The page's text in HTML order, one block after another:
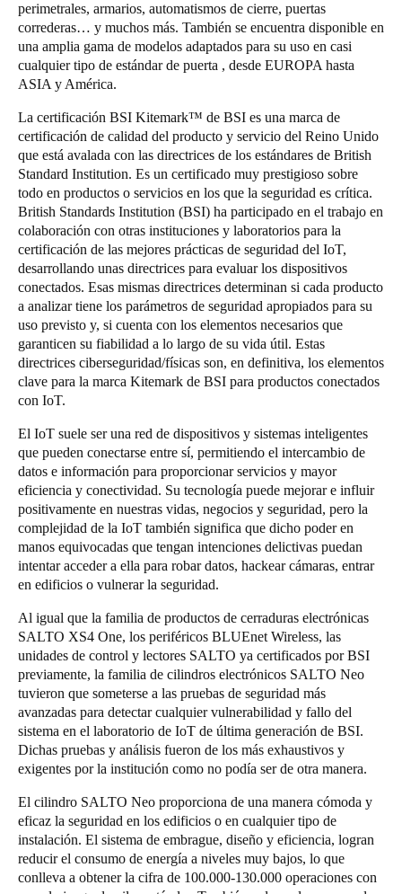
perimetrales, armarios, automatismos de cierre, puertas
correderas… y muchos más. También se encuentra disponible en
una amplia gama de modelos adaptados para su uso en casi
cualquier tipo de estándar de puerta , desde EUROPA hasta
ASIA y América.
La certificación BSI Kitemark™ de BSI es una marca de
certificación de calidad del producto y servicio del Reino Unido
que está avalada con las directrices de los estándares de British
Standard Institution. Es un certificado muy prestigioso sobre
todo en productos o servicios en los que la seguridad es crítica.
British Standards Institution (BSI) ha participado en el trabajo en
colaboración con otras instituciones y laboratorios para la
certificación de las mejores prácticas de seguridad del IoT,
desarrollando unas directrices para evaluar los dispositivos
conectados. Esas mismas directrices determinan si cada producto
a analizar tiene los parámetros de seguridad apropiados para su
uso previsto y, si cuenta con los elementos necesarios que
garanticen su fiabilidad a lo largo de su vida útil. Estas
directrices ciberseguridad/físicas son, en definitiva, los elementos
clave para la marca Kitemark de BSI para productos conectados
con IoT.
El IoT suele ser una red de dispositivos y sistemas inteligentes
que pueden conectarse entre sí, permitiendo el intercambio de
datos e información para proporcionar servicios y mayor
eficiencia y conectividad. Su tecnología puede mejorar e influir
positivamente en nuestras vidas, negocios y seguridad, pero la
complejidad de la IoT también significa que dicho poder en
manos equivocadas que tengan intenciones delictivas puedan
intentar acceder a ella para robar datos, hackear cámaras, entrar
en edificios o vulnerar la seguridad.
Al igual que la familia de productos de cerraduras electrónicas
SALTO XS4 One, los periféricos BLUEnet Wireless, las
unidades de control y lectores SALTO ya certificados por BSI
previamente, la familia de cilindros electrónicos SALTO Neo
tuvieron que someterse a las pruebas de seguridad más
avanzadas para detectar cualquier vulnerabilidad y fallo del
sistema en el laboratorio de IoT de última generación de BSI.
Dichas pruebas y análisis fueron de los más exhaustivos y
exigentes por la institución como no podía ser de otra manera.
El cilindro SALTO Neo proporciona de una manera cómoda y
eficaz la seguridad en los edificios o en cualquier tipo de
instalación. El sistema de embrague, diseño y eficiencia, logran
reducir el consumo de energía a niveles muy bajos, lo que
conlleva a obtener la cifra de 100.000-130.000 operaciones con